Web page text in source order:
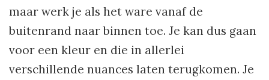
maar werk je als het ware vanaf de
buitenrand naar binnen toe. Je kan dus gaan
voor een kleur en die in allerlei
verschillende nuances laten terugkomen. Je